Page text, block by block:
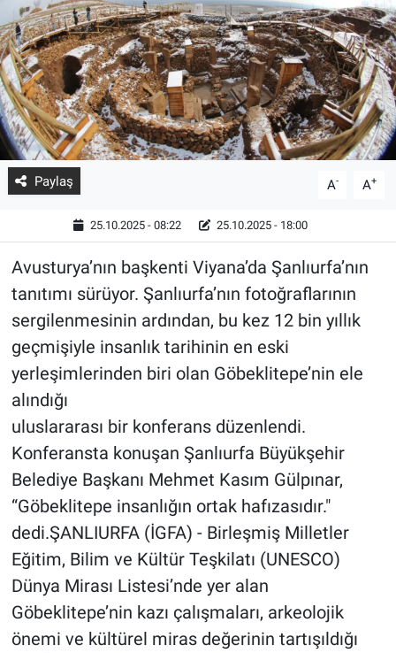
Paylaş A- A+
25.10.2025 - 08:22 25.10.2025 - 18:00
Avusturya’nın başkenti Viyana’da Şanlıurfa’nın
tanıtımı sürüyor. Şanlıurfa’nın fotoğraflarının
sergilenmesinin ardından, bu kez 12 bin yıllık
geçmişiyle insanlık tarihinin en eski
yerleşimlerinden biri olan Göbeklitepe’nin ele
alındığı
uluslararası bir konferans düzenlendi.
Konferansta konuşan Şanlıurfa Büyükşehir
Belediye Başkanı Mehmet Kasım Gülpınar,
“Göbeklitepe insanlığın ortak hafızasıdır."
dedi.ŞANLIURFA (İGFA) - Birleşmiş Milletler
Eğitim, Bilim ve Kültür Teşkilatı (UNESCO)
Dünya Mirası Listesi’nde yer alan
Göbeklitepe’nin kazı çalışmaları, arkeolojik
önemi ve kültürel miras değerinin tartışıldığı
ASTROLOJİ
BLOG
Haber Arşivi